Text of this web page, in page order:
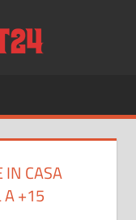
IN CASA
A +15